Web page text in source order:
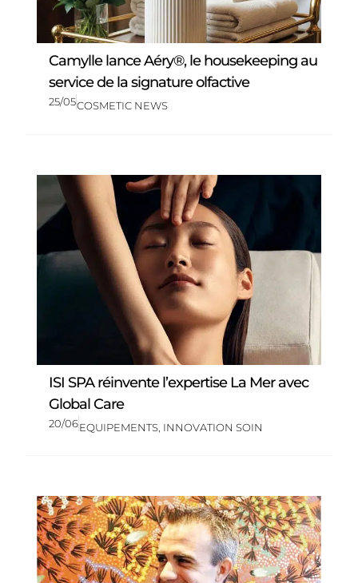
Camylle lance Aéry®, le housekeeping au
service de la signature olfactive
25/05COSMETIC NEWS
ISI SPA réinvente l’expertise La Mer avec
Global Care
20/06EQUIPEMENTS, INNOVATION SOIN